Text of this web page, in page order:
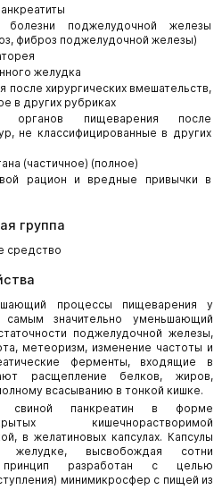
болезни поджелудочной железы
фиброз поджелудочной железы)
желудка
после хирургических вмешательств,
в других рубриках
органов пищеварения после
не классифицированные в других
(частичное) (полное)
рацион и вредные привычки в
группа
средство
процессы пищеварения у
значительно уменьшающий
поджелудочной железы,
метеоризм, изменение частоты и
ферменты, входящие в
расщепление белков, жиров,
всасыванию в тонкой кишке.
панкреатин в форме
кишечнорастворимой
в желатиновых капсулах. Капсулы
высвобождая сотни
разработан с целью
минимикросфер с пищей из